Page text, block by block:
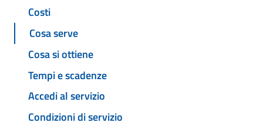
Costi
Cosa serve
Cosa si ottiene
Tempi e scadenze
Accedi al servizio
Condizioni di servizio